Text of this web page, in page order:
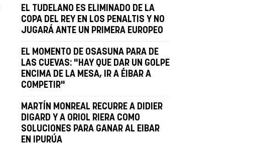
EL TUDELANO ES ELIMINADO DE LA
COPA DEL REY EN LOS PENALTIS Y NO
JUGARÁ ANTE UN PRIMERA EUROPEO
EL MOMENTO DE OSASUNA PARA DE
LAS CUEVAS: "HAY QUE DAR UN GOLPE
ENCIMA DE LA MESA, IR A ÉIBAR A
COMPETIR"
MARTÍN MONREAL RECURRE A DIDIER
DIGARD Y A ORIOL RIERA COMO
SOLUCIONES PARA GANAR AL EIBAR
EN IPURÚA